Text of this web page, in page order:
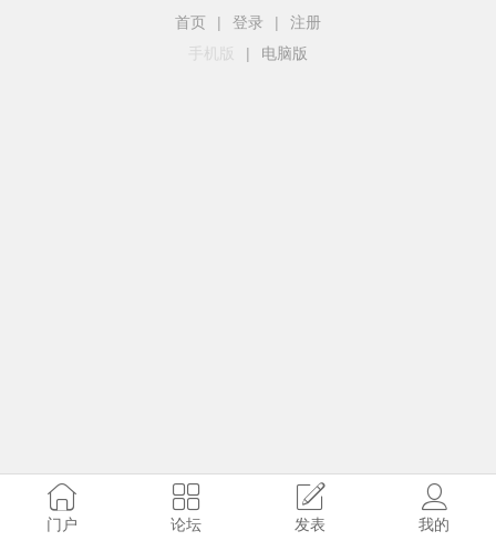
首页 | 登录 |
注册
手机版
| 电脑版
门户 论坛 发表 我的